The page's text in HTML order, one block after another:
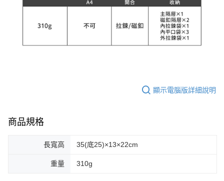
顯示電腦版詳細說明
商品規格
長寬高 35(底25)×13×22cm
重量 310g